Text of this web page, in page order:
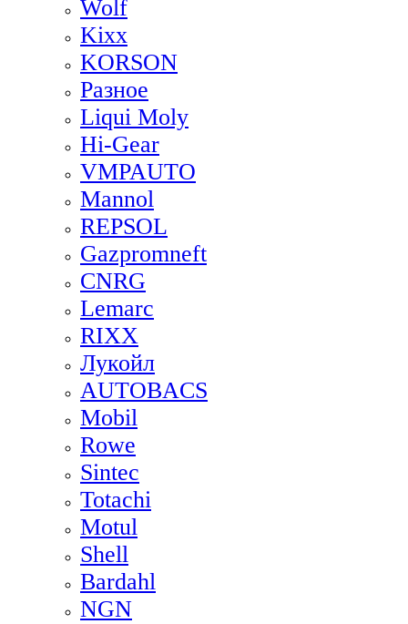
Wolf
Kixx
KORSON
Разное
Liqui Moly
Hi-Gear
VMPAUTO
Mannol
REPSOL
Gazpromneft
CNRG
Lemarc
RIXX
Лукойл
AUTOBACS
Mobil
Rowe
Sintec
Totachi
Motul
Shell
Bardahl
NGN